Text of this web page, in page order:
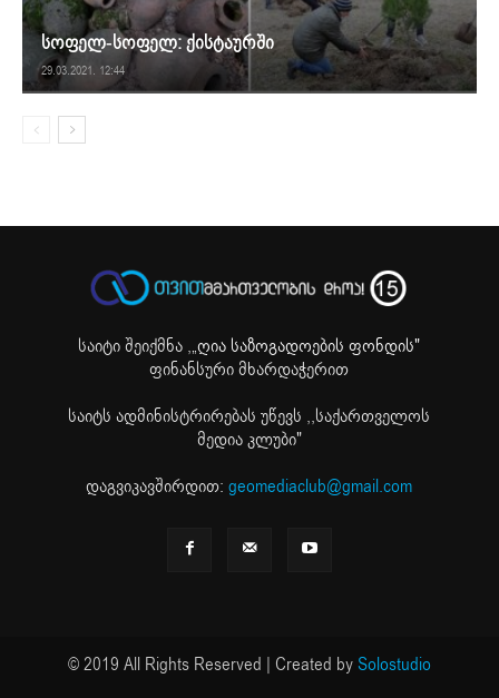
სოფელ-სოფელ: ქისტაურში
29.03.2021. 12:44
საიტი შეიქმნა ,„ღია საზოგადოების ფონდის"
ფინანსური მხარდაჭერით
საიტს ადმინისტრირებას უწევს ,,საქართველოს
მედია კლუბი"
დაგვიკავშირდით:geomediaclub@gmail.com
© 2019 All Rights Reserved | Created bySolostudio